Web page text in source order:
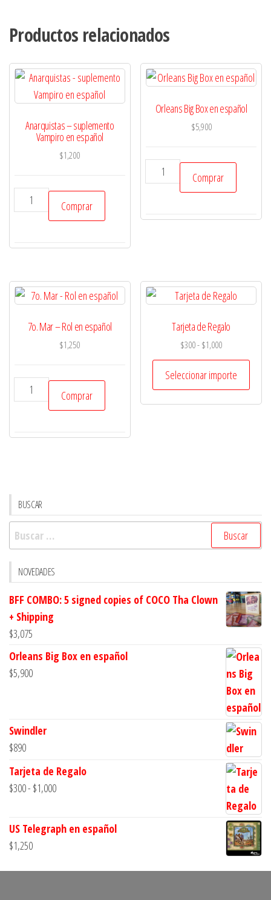
Productos relacionados
Anarquistas – suplemento
Vampiro en español
$1,200
Anarquistas
-
Vampiro
español
cantidad
Comprar
Orleans Big Box en español
$5,900
Orleans
Big
en
Comprar
7o. Mar – Rol en español
$1,250
7o.
Mar
Rol
Comprar
Tarjeta de Regalo
$300-$1,000Rango
de
precios:
desde
$300
Seleccionar importe
BUSCAR
Buscar:
NOVEDADES
BFF COMBO: 5 signed copies of COCO Tha Clown
+ Shipping
$3,075
Orleans Big Box en español
$5,900
Swindler
$890
Tarjeta de Regalo
$300- $1,000Rango
precios:
desde
hasta
US Telegraph en español
$1,250